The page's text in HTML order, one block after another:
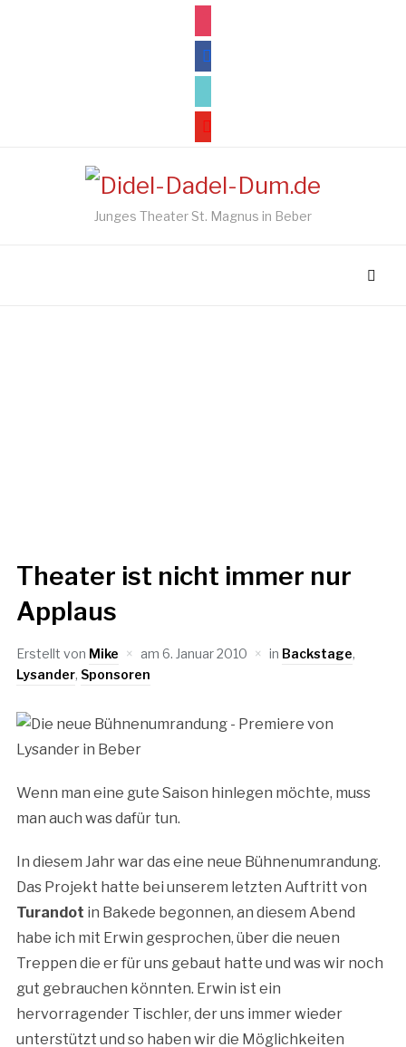
facebook
youtube
Junges Theater St. Magnus in Beber
Theater ist nicht immer nur
Applaus
Erstellt von Mike am 6. Januar 2010 in Backstage,
Lysander, Sponsoren
Wenn man eine gute Saison hinlegen möchte, muss
man auch was dafür tun.
In diesem Jahr war das eine neue Bühnenumrandung.
Das Projekt hatte bei unserem letzten Auftritt von
Turandot in Bakede begonnen, an diesem Abend
habe ich mit Erwin gesprochen, über die neuen
Treppen die er für uns gebaut hatte und was wir noch
gut gebrauchen könnten. Erwin ist ein
hervorragender Tischler, der uns immer wieder
unterstützt und so haben wir die Möglichkeiten